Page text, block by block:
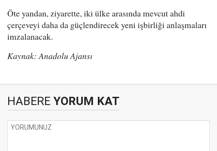
Öte yandan, ziyarette, iki ülke arasında mevcut ahdi
çerçeveyi daha da güçlendirecek yeni işbirliği anlaşmaları
imzalanacak.
Kaynak: Anadolu Ajansı
HABERE YORUM KAT